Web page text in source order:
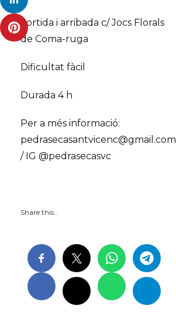
Sortida i arribada c/ Jocs Florals
de Coma-ruga
Dificultat fàcil
Durada 4 h
Per a més informació:
pedrasecasantvicenc@gmail.com
/ IG @pedrasecasvc
Share this…